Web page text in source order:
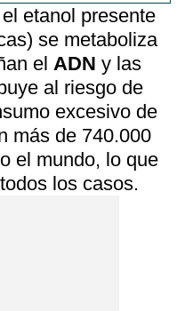
etanol presente
se metaboliza
el ADN y las
al riesgo de
excesivo de
más de 740.000
el mundo, lo que
los casos.